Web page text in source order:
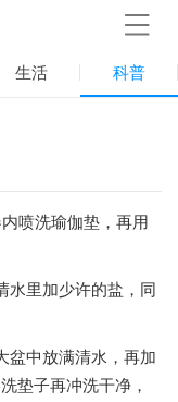
生活 科普
喷洗瑜伽垫，再用
水里加少许的盐，同
盆中放满清水，再加
垫子再冲洗干净，